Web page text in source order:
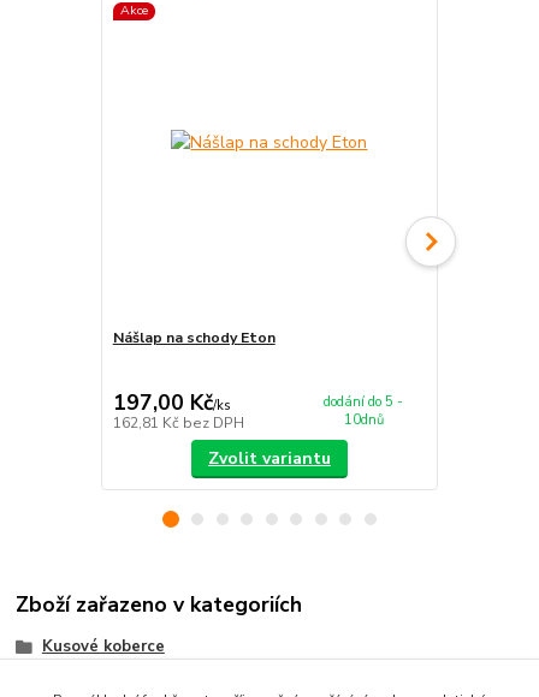
Akce
Nášlap na schody Eton
197,00 Kč/ks
162,81 Kč bez DPH
dodání do 5 -
10dnů
Zvolit variantu
Zboží zařazeno v kategoriích
Kusové koberce